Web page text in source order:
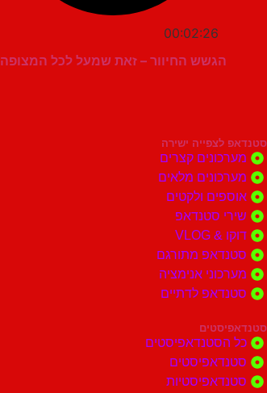
00:02:26
הגשש החיוור – זאת שמעל לכל המצופה
סטנדאפ לצפייה ישירה
מערכונים קצרים
מערכונים מלאים
אוספים ולקטים
שירי סטנדאפ
דוקו & VLOG
סטנדאפ מתורגם
מערכוני אנימציה
סטנדאפ לדתיים
סטנדאפיסטים
כל הסטנדאפיסטים
סטנדאפיסטים
סטנדאפיסטיות